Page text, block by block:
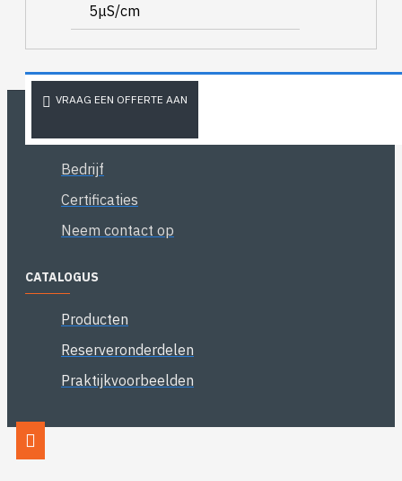
5μS/cm
VRAAG EEN OFFERTE AAN
Bedrijf
Certificaties
Neem contact op
CATALOGUS
Producten
Reserveronderdelen
Praktijkvoorbeelden